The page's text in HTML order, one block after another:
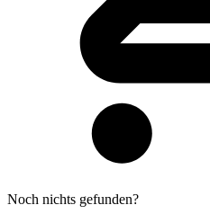
Noch nichts gefunden?